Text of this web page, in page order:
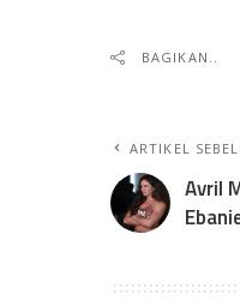
BAGIKAN..
ARTIKEL
Avril